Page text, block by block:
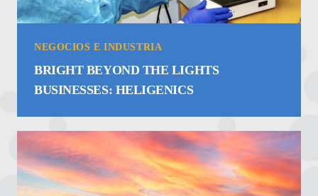
NEGOCIOS E INDUSTRIA
BRIGHT BEYOND THE LIGHTS
BUSINESSES: HELIGENICS